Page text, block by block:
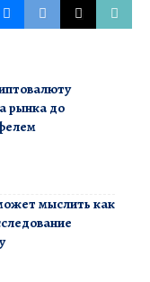
рынка до
мыслить как